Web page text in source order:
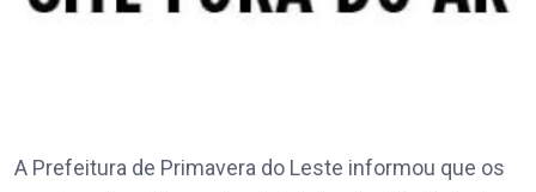
A Prefeitura de Primavera do Leste informou que os